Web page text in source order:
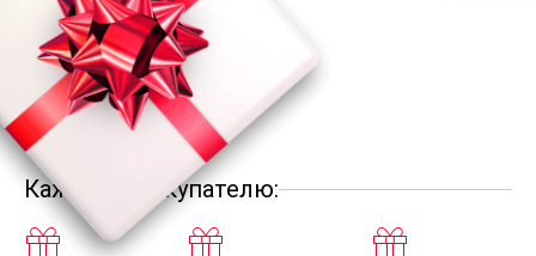
Каждому покупателю: